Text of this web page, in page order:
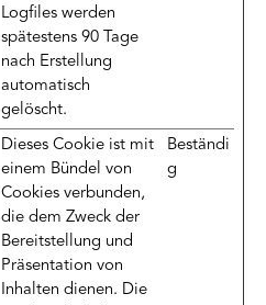
Logfiles werden
spätestens 90 Tage
nach Erstellung
automatisch
gelöscht.
Dieses Cookie ist mit
einem Bündel von
Cookies verbunden,
die dem Zweck der
Bereitstellung und
Präsentation von
Inhalten dienen. Die
Beständi
g